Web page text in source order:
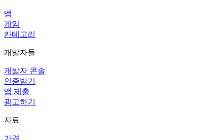
앱
게임
카테고리
개발자들
개발자 콘솔
인증받기
앱 제출
광고하기
자료
가격